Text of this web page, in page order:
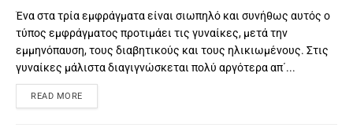
Ένα στα τρία εμφράγματα είναι σιωπηλό και συνήθως αυτός ο
τύπος εμφράγματος προτιμάει τις γυναίκες, μετά την
εμμηνόπαυση, τους διαβητικούς και τους ηλικιωμένους. Στις
γυναίκες μάλιστα διαγιγνώσκεται πολύ αργότερα απ΄...
READ MORE